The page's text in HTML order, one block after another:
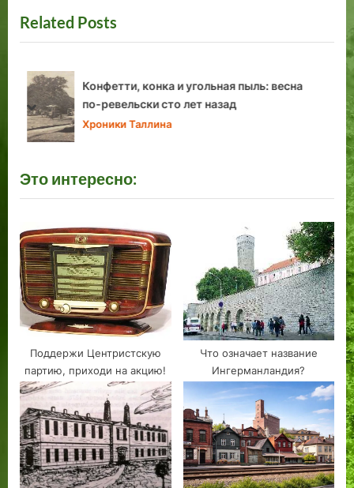
записям
v
i
u
s
P
o
t
t
o
s
t
Related Posts
Трамвай «Воспоминание»: ворота в район
таллинской гавани
Хроники Таллина
prev
next
Это интересно:
Поддержи Центристскую
партию, приходи на акцию!
Что означает название
Ингерманландия?